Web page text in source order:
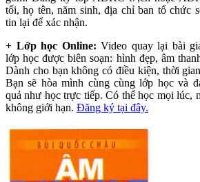
tối, họ tên, năm sinh, địa chỉ ban tổ chức
tin lại để xác nhận.
+ Lớp học Online: Video quay lại bài
lớp học được biên soạn: hình đẹp, âm
Dành cho bạn không có điều kiện, thời
Bạn sẽ hòa mình cùng cùng lớp học và
quả như học trực tiếp. Có thể học mọi lúc,
không giới hạn. Đăng ký tại đây.